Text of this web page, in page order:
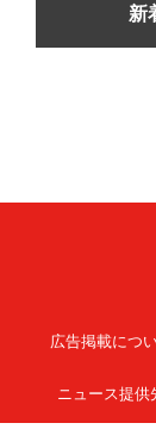
新
広告掲載につ
ニュース提供